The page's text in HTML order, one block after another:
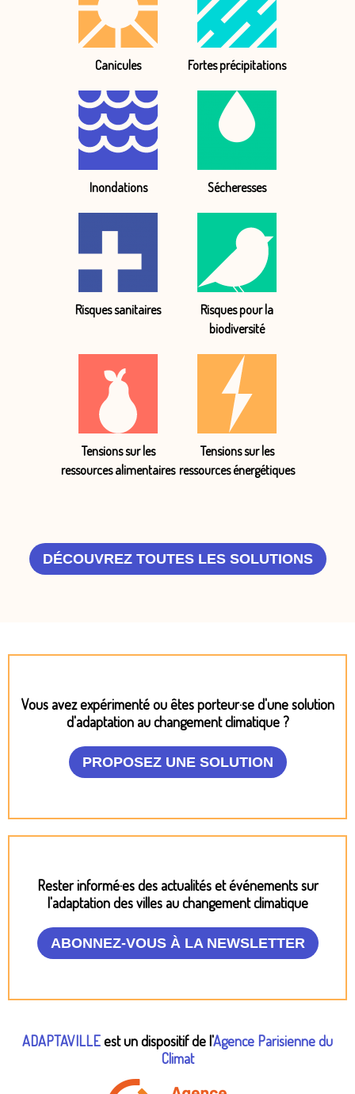
Canicules Fortes précipitations
Inondations Sécheresses
Risques sanitaires
Risques pour la
biodiversité
Tensions sur les
ressources alimentaires
Tensions sur les
ressources énergétiques
DÉCOUVREZ TOUTES LES SOLUTIONS
Vous avez expérimenté ou êtes porteur·se d'une solution
d'adaptation au changement climatique ?
PROPOSEZ UNE SOLUTION
Rester informé·es des actualités et événements sur
l'adaptation des villes au changement climatique
ABONNEZ-VOUS À LA NEWSLETTER
ADAPTAVILLEest un dispositif de l'Agence Parisienne du
Climat